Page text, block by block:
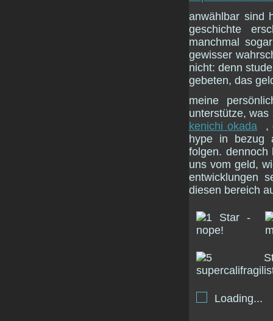
anwählbar sind
geschichte
manchmal
gewisser
nicht: denn
gebeten, das
meine
unterstütze,
kenichi okada
,
hype in bezug
folgen.
uns vom geld,
entwicklungen
diesen bereich
Loading...